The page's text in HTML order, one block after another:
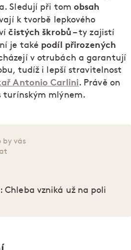
Sledují při tom obsah
k tvorbě lepkového
čistých škrobů – ty zajistí
je také podíl přirozených
v otrubách a garantují
tudíž i lepší stravitelnost
Antonio Carlini. Právě on
turínským mlýnem.
by vás
Chleba vzniká už na poli